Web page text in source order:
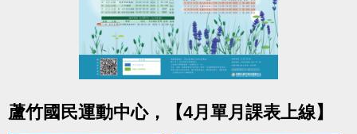
《 有 加碼優惠 喔 》
同一人報名三門以上 → 88折優惠
同一人報名兩門以上 → 9折優惠
連絡資訊
蘆竹國民運動中心，【4月單月課表上線】